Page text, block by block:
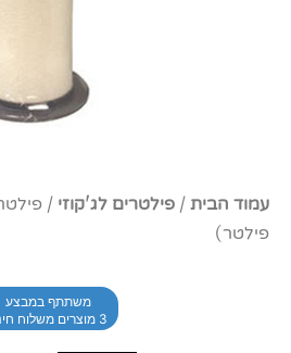
עמוד הבית / פילטרים לג'קוזי
פילטר)
משתתף במבצע
3 מוצרים משלוח חינם